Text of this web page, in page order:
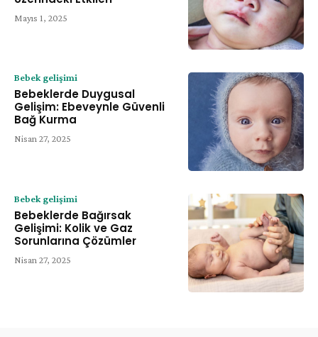
Mayıs 1, 2025
Bebek gelişimi
Bebeklerde Duygusal
Gelişim: Ebeveynle Güvenli
Bağ Kurma
Nisan 27, 2025
Bebek gelişimi
Bebeklerde Bağırsak
Gelişimi: Kolik ve Gaz
Sorunlarına Çözümler
Nisan 27, 2025